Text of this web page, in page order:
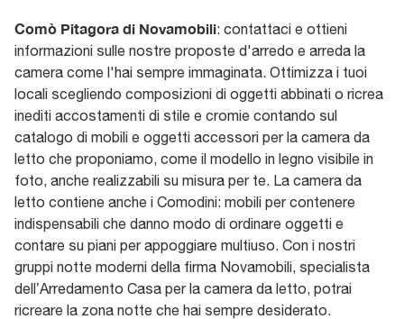
Comò Pitagora di Novamobili: contattaci e ottieni
informazioni sulle nostre proposte d'arredo e arreda la
camera come l'hai sempre immaginata. Ottimizza i tuoi
locali scegliendo composizioni di oggetti abbinati o ricrea
inediti accostamenti di stile e cromie contando sul
catalogo di mobili e oggetti accessori per la camera da
letto che proponiamo, come il modello in legno visibile in
foto, anche realizzabili su misura per te. La camera da
letto contiene anche i Comodini: mobili per contenere
indispensabili che danno modo di ordinare oggetti e
contare su piani per appoggiare multiuso. Con i nostri
gruppi notte moderni della firma Novamobili, specialista
dell’Arredamento Casa per la camera da letto, potrai
ricreare la zona notte che hai sempre desiderato.